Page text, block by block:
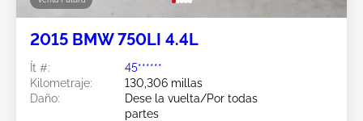
2015 BMW 750LI 4.4L
Ít #:
45******
Kilometraje:
130,306 millas
Daño:
Dese la vuelta/Por todas
partes